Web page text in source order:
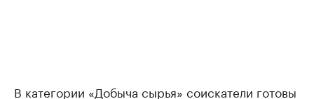
В категории «Добыча сырья» соискатели готовы